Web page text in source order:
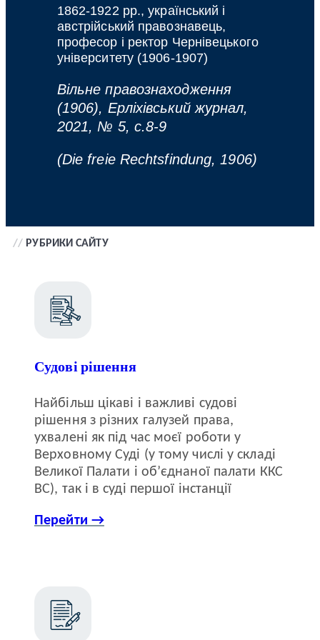
1862-1922 рр., український і
австрійський правознавець,
професор і ректор Чернівецького
університету (1906-1907)
Вільне правознаходження
(1906), Ерліхівський журнал,
2021, № 5, с.8-9
(Die freie Rechtsfindung, 1906)
// РУБРИКИ САЙТУ
Судові рішення
Найбільш цікаві і важливі судові
рішення з різних галузей права,
ухвалені як під час моєї роботи у
Верховному Суді (у тому числі у складі
Великої Палати і об’єднаної палати ККС
ВС), так і в суді першої інстанції
Перейти →